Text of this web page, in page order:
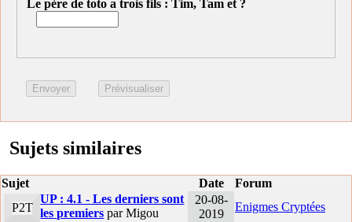
Le père de toto a trois fils : Tim, Tam et ?
Sujets similaires
Sujet Date
Forum
P2T
UP : 4.1 - Les derniers sont
les premiers par Migou
20-08-
2019
Enigmes Cryptées